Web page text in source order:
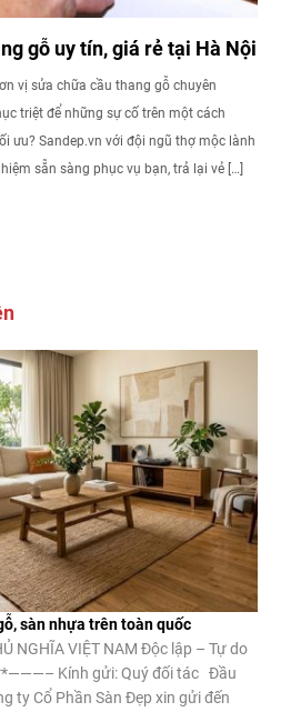
gỗ uy tín, giá rẻ tại Hà Nội
vị sửa chữa cầu thang gỗ chuyên
triệt để những sự cố trên một cách
ưu? Sandep.vn với đội ngũ thợ mộc lành
sẵn sàng phục vụ bạn, trả lại vẻ […]
sàn nhựa trên toàn quốc
NGHĨA VIỆT NAM Độc lập – Tự do
Kính gửi: Quý đối tác Đầu
ty Cổ Phần Sàn Đẹp xin gửi đến